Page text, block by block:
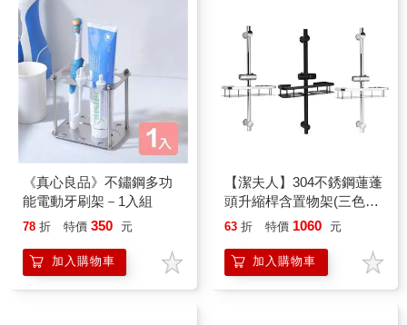
《真心良品》不鏽鋼多功
能電動牙刷架－1入組
78 折 特價 350 元
加入購物車
【潔夫人】304不銹鋼蓮蓬
頭升縮桿含置物架(三色任
選)
63 折 特價 1060 元
加入購物車